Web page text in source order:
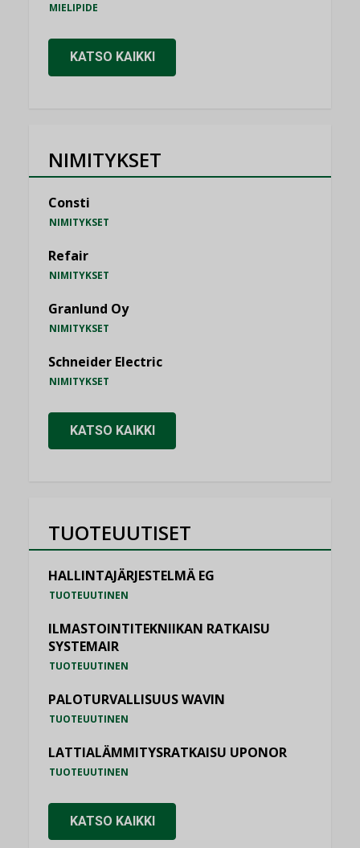
MIELIPIDE
KATSO KAIKKI
NIMITYKSET
Consti
NIMITYKSET
Refair
NIMITYKSET
Granlund Oy
NIMITYKSET
Schneider Electric
NIMITYKSET
KATSO KAIKKI
TUOTEUUTISET
HALLINTAJÄRJESTELMÄ EG
TUOTEUUTINEN
ILMASTOINTITEKNIIKAN RATKAISU
SYSTEMAIR
TUOTEUUTINEN
PALOTURVALLISUUS WAVIN
TUOTEUUTINEN
LATTIALÄMMITYSRATKAISU UPONOR
TUOTEUUTINEN
KATSO KAIKKI